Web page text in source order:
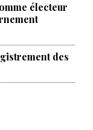
électeur
des
et de
du